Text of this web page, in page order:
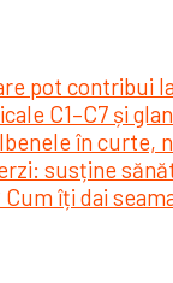
pot contribui
C1–C7 și
în
susține
îți dai